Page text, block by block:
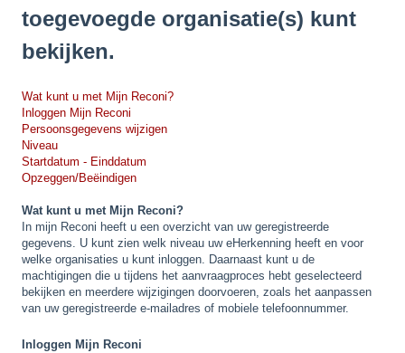
toegevoegde organisatie(s) kunt
bekijken.
Wat kunt u met Mijn Reconi?
Inloggen Mijn Reconi
Persoonsgegevens wijzigen
Niveau
Startdatum - Einddatum
Opzeggen/Beëindigen
Wat kunt u met Mijn Reconi?
In mijn Reconi heeft u een overzicht van uw geregistreerde
gegevens. U kunt zien welk niveau uw eHerkenning heeft en voor
welke organisaties u kunt inloggen. Daarnaast kunt u de
machtigingen die u tijdens het aanvraagproces hebt geselecteerd
bekijken en meerdere wijzigingen doorvoeren, zoals het aanpassen
van uw geregistreerde e-mailadres of mobiele telefoonnummer.
Inloggen Mijn Reconi